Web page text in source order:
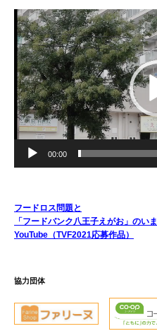
動
画
プ
レ
ー
ヤ
ー
00:00
フードロス問題と
「フードバンク八王子えがお」のいま
YouTube（TVF2021応募作品）
協力団体